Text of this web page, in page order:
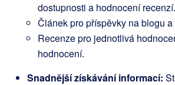
dostupnosti a hodnocení recenzí.
Článekpro příspěvky na blogu a
Recenzepro jednotlivá
hodnocení.
Snadnější získávání informací: